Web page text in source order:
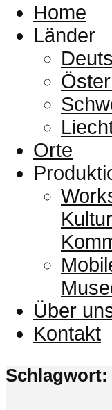
Home
Länder
Orte
Über
Kontakt